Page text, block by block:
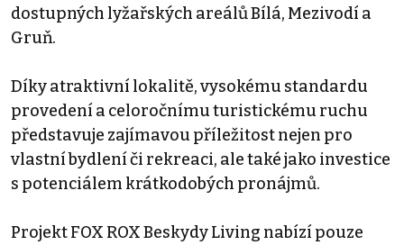
dostupných lyžařských areálů Bílá, Mezivodí a
Gruň.
Díky atraktivní lokalitě, vysokému standardu
provedení a celoročnímu turistickému ruchu
představuje zajímavou příležitost nejen pro
vlastní bydlení či rekreaci, ale také jako investice
s potenciálem krátkodobých pronájmů.
Projekt FOX ROX Beskydy Living nabízí pouze